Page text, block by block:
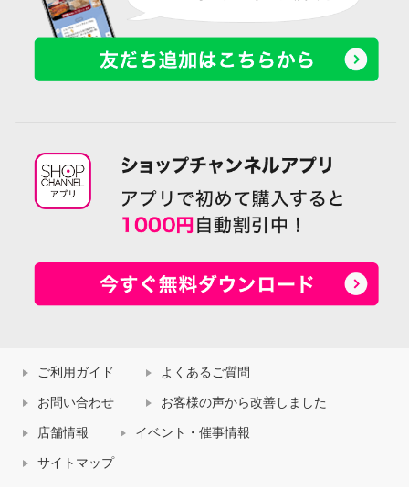
ご利用ガイド よくあるご質問
お問い合わせ お客様の声から改善しました
店舗情報 イベント・催事情報
サイトマップ